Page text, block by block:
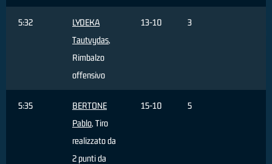
5:32
LYDEKA
Tautvydas,
Rimbalzo
offensivo
13-10 3
5:35
BERTONE
Pablo, Tiro
realizzato da
2 punti da
15-10 5